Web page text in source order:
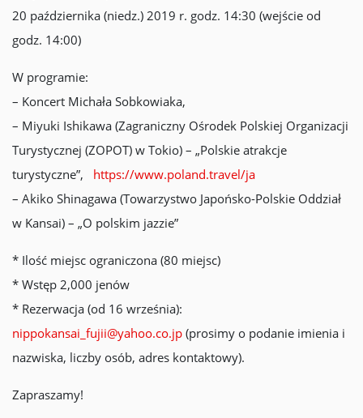
20 października (niedz.) 2019 r. godz. 14:30 (wejście od
godz. 14:00)
W programie:
– Koncert Michała Sobkowiaka,
– Miyuki Ishikawa (Zagraniczny Ośrodek Polskiej Organizacji
Turystycznej (ZOPOT) w Tokio) – „Polskie atrakcje
turystyczne”, https://www.poland.travel/ja
– Akiko Shinagawa (Towarzystwo Japońsko-Polskie Oddział
w Kansai) – „O polskim jazzie”
* Ilość miejsc ograniczona (80 miejsc)
* Wstęp 2,000 jenów
* Rezerwacja (od 16 września):
nippokansai_fujii@yahoo.co.jp (prosimy o podanie imienia i
nazwiska, liczby osób, adres kontaktowy).
Zapraszamy!